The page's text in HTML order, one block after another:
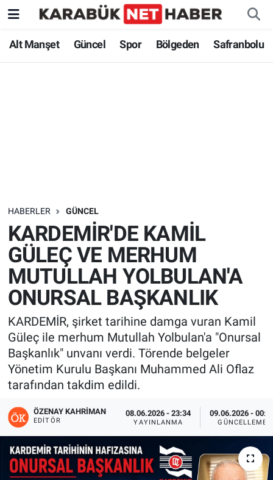
Alt Manşet Güncel Spor Bölgeden Safranbolu
HABERLER GÜNCEL
KARDEMİR'DE KAMİL
GÜLEÇ VE MERHUM
MUTULLAH YOLBULAN'A
ONURSAL BAŞKANLIK
KARDEMİR, şirket tarihine damga vuran Kamil
Güleç ile merhum Mutullah Yolbulan'a "Onursal
Başkanlık" unvanı verdi. Törende belgeler
Yönetim Kurulu Başkanı Muhammed Ali Oflaz
tarafından takdim edildi.
ÖZENAY KAHRIMAN
EDITÖR
08.06.2026 - 23:34
YAYINLANMA
09.06.2026 -
GÜNCELLEME